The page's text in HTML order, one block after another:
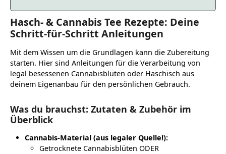
Hasch- & Cannabis Tee Rezepte: Deine
Schritt-für-Schritt Anleitungen
Mit dem Wissen um die Grundlagen kann die Zubereitung
starten. Hier sind Anleitungen für die Verarbeitung von
legal besessenen Cannabisblüten oder Haschisch aus
deinem Eigenanbau für den persönlichen Gebrauch.
Was du brauchst: Zutaten & Zubehör im
Überblick
Cannabis-Material (aus legaler Quelle!):
Getrocknete Cannabisblüten ODER